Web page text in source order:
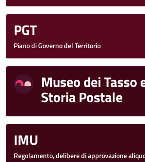
PGT
Piano di Governo del Territorio
Museo dei Tasso
Storia Postale
IMU
Regolamento, delibere di approvazione